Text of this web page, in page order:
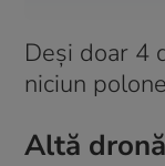
Deși doar 4
niciun
Altă